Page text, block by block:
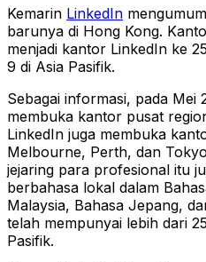
Kemarin LinkedIn
barunya di Hong Kong.
menjadi kantor LinkedIn ke
9 di Asia Pasifik.
Sebagai informasi, pada Mei
membuka kantor pusat
LinkedIn juga membuka
Melbourne, Perth, dan
jejaring para profesional itu
berbahasa lokal dalam
Malaysia, Bahasa Jepang,
telah mempunyai lebih dari
Pasifik.